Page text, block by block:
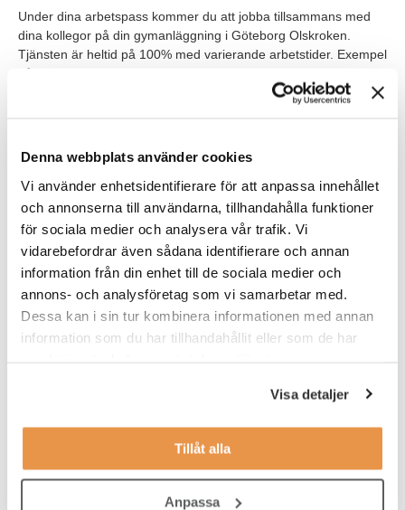
Denna webbplats använder cookies
Vi använder enhetsidentifierare för att anpassa innehållet
och annonserna till användarna, tillhandahålla funktioner
för sociala medier och analysera vår trafik. Vi
vidarebefordrar även sådana identifierare och annan
information från din enhet till de sociala medier och
annons- och analysföretag som vi samarbetar med.
Dessa kan i sin tur kombinera informationen med annan
information som du har tillhandahållit eller som de har
Visa detaljer
Tillåt alla
Anpassa
Under dina arbetspass kommer du att jobba tillsammans med
dina kollegor på din gymanläggning i Göteborg Olskroken.
Tjänsten är heltid på 100% med varierande arbetstider. Exempel
på schema är:
Fredag 11.15-19.15
Andra veckan
Måndag 09.45-16.00
torsdag 09.45-16.00
Lördag-söndag 09.45-17.15
Tänkt start är 18/4. Du kommer att få en introduktion som ger
Vi söker dig som:
har ett intresse för service
tycker träning och hälsa är intressant